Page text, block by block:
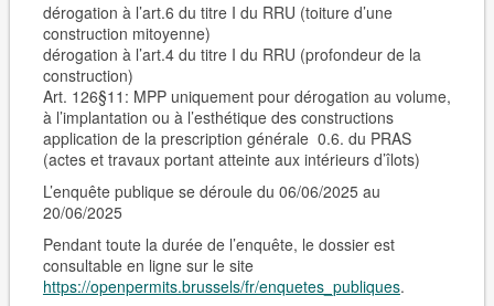
dérogation à l’art.6 du titre I du RRU (toiture d’une
construction mitoyenne)
dérogation à l’art.4 du titre I du RRU (profondeur de la
construction)
Art. 126§11: MPP uniquement pour dérogation au volume,
à l’implantation ou à l’esthétique des constructions
application de la prescription générale 0.6. du PRAS
(actes et travaux portant atteinte aux intérieurs d’îlots)
L’enquête publique se déroule du 06/06/2025 au
20/06/2025
Pendant toute la durée de l’enquête, le dossier est
consultable en ligne sur le site
https://openpermits.brussels/fr/enquetes_publiques.